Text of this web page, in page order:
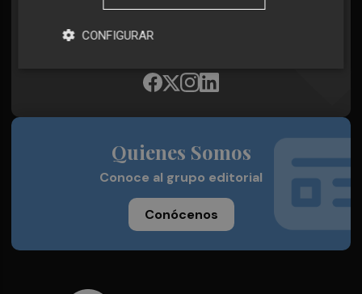
Síguenos en redes
Plaza Podcast, desde cualquier medio
Quienes Somos
Conoce al grupo editorial
Conócenos
CONFIGURAR